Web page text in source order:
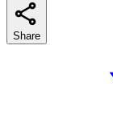
Share